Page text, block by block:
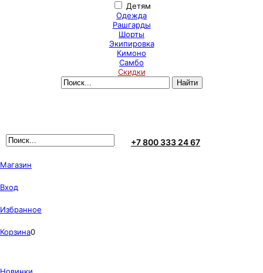
Детям
Одежда
Рашгарды
Шорты
Экипировка
Кимоно
Самбо
Скидки
+7 800 333 24 67
Магазин
Вход
Избранное
Корзина0